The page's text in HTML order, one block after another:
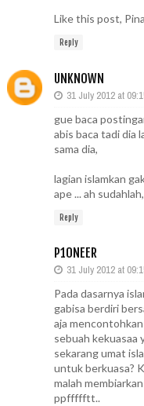
Like this post,
Reply
UNKNOWN
31 July 2012 at
gue baca
abis baca tadi dia
sama dia,
lagian islamkan
ape ... ah
Reply
P10NEER
31 July 2012 at
Pada dasarnya
gabisa berdiri
aja
sebuah kekuasaa
sekarang umat
untuk berkuasa?
malah
ppffffftt..